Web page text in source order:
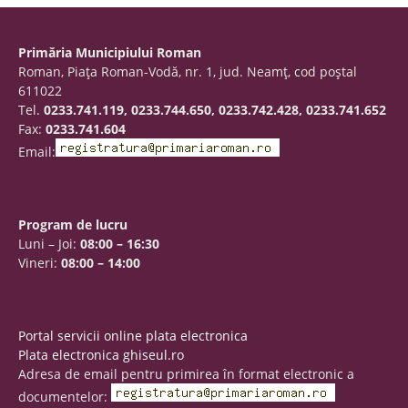
Primăria Municipiului Roman
Roman, Piaţa Roman-Vodă, nr. 1, jud. Neamţ, cod poştal
611022
Tel. 0233.741.119, 0233.744.650, 0233.742.428, 0233.741.652
Fax: 0233.741.604
Email:
Program de lucru
Luni – Joi: 08:00 – 16:30
Vineri: 08:00 – 14:00
Portal servicii online plata electronica
Plata electronica ghiseul.ro
Adresa de email pentru primirea în format electronic a
documentelor: